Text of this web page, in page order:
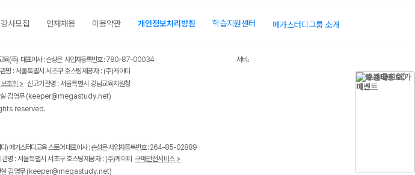
강사모집 인재채용 이용약관 개인정보처리방침 학습지원센터 메가스터디그룹 소개
육(주) 대표이사 : 손성은 사업자등록번호 : 780-87-00034
명 : 서울특별시 서초구 호스팅제공자 : (주)케이티
조회 > 신고기관명 : 서울특별시 강남교육지원청
김영무(keeper@megastudy.net)
reserved.
서비스 가입사실 확인
) 메가스터디교육 스토어 대표이사 : 손성은 사업자등록번호 : 264-85-02889
명 : 서울특별시 서초구 호스팅제공자 : (주)케이티 구매안전서비스 >
김영무(keeper@megastudy.net)